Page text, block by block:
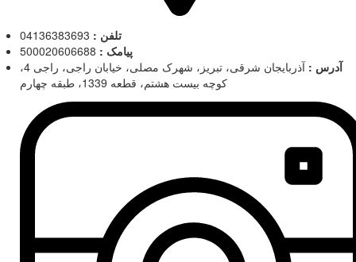
تلفن :
پیامک :
آدرس :
آذربایجان شرقی، تبریز، شهرک مصلی، خیابان راجی، راجی 4،
کوچه بیست هشتم، قطعه 1339، طبقه چهارم